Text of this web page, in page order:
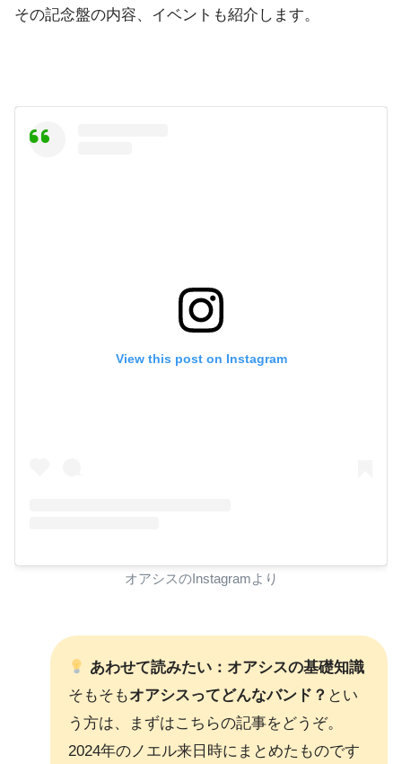
その記念盤の内容、イベントも紹介します。
View this post on Instagram
オアシスのInstagramより
あわせて読みたい：オアシスの基礎知識
そもそもオアシスってどんなバンド？ とい
う方は、まずはこちらの記事をどうぞ。
2024年のノエル来日時にまとめたものです